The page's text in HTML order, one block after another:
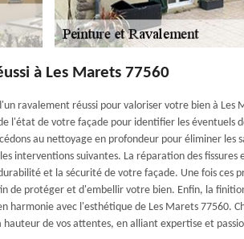
à Les Marets 77560
ravalement réussi pour valoriser votre bien à Les
l'état de votre façade pour identifier les éventuels
au nettoyage en profondeur pour éliminer les
interventions suivantes. La réparation des fissures
et la sécurité de votre façade. Une fois ces
de protéger et d'embellir votre bien. Enfin, la
harmonie avec l'esthétique de Les Marets 77560.
hauteur de vos attentes, en alliant expertise et